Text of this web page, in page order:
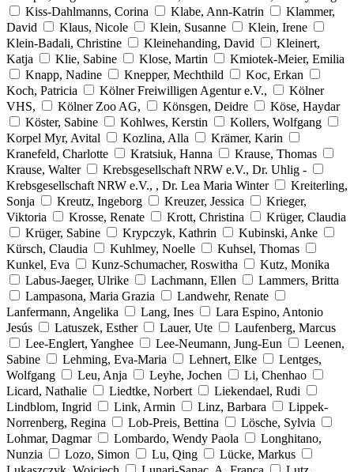
Kiss-Dahlmanns, Corina
Klabe, Ann-Katrin
Klammer,
David
Klaus, Nicole Klein, Susanne
Klein, Irene
Klein-Badali, Christine
Kleinehanding, David
Kleinert,
Katja
Klie, Sabine Klose, Martin
Kmiotek-Meier, Emilia
Knapp, Nadine
Knepper, Mechthild
Koc, Erkan
Koch, Patricia
Kölner Freiwilligen Agentur e.V.,
Kölner
VHS,
Kölner Zoo AG, Könsgen, Deidre
Köse, Haydar
Köster, Sabine
Kohlwes, Kerstin
Kollers, Wolfgang
Korpel Myr, Avital
Kozlina, Alla
Krämer, Karin
Kranefeld, Charlotte
Kratsiuk, Hanna
Krause, Thomas
Krause, Walter
Krebsgesellschaft NRW e.V., Dr. Uhlig -
Krebsgesellschaft NRW e.V., , Dr. Lea Maria Winter
Kreiterling,
Sonja
Kreutz, Ingeborg Kreuzer, Jessica
Krieger,
Viktoria
Krosse, Renate Krott, Christina
Krüger, Claudia
Krüger, Sabine
Krypczyk, Kathrin
Kubinski, Anke
Kürsch, Claudia
Kuhlmey, Noelle
Kuhsel, Thomas
Kunkel, Eva
Kunz-Schumacher, Roswitha
Kutz, Monika
Labus-Jaeger, Ulrike
Lachmann, Ellen
Lammers, Britta
Lampasona, Maria Grazia
Landwehr, Renate
Lanfermann, Angelika
Lang, Ines
Lara Espino, Antonio
Jesús
Latuszek, Esther Lauer, Ute
Laufenberg, Marcus
Lee-Englert, Yanghee
Lee-Neumann, Jung-Eun
Leenen,
Sabine
Lehming, Eva-Maria Lehnert, Elke
Lentges,
Wolfgang
Leu, Anja Leyhe, Jochen
Li, Chenhao
Licard, Nathalie
Liedtke, Norbert
Liekendael, Rudi
Lindblom, Ingrid
Link, Armin Linz, Barbara
Lippek-
Norrenberg, Regina
Lob-Preis, Bettina
Lösche, Sylvia
Lohmar, Dagmar
Lombardo, Wendy Paola
Longhitano,
Nunzia
Lozo, Simon Lu, Qing
Lücke, Markus